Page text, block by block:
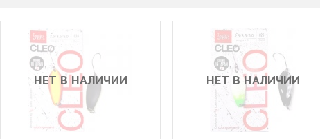
НЕТ В НАЛИЧИИ НЕТ В НАЛИЧИИ